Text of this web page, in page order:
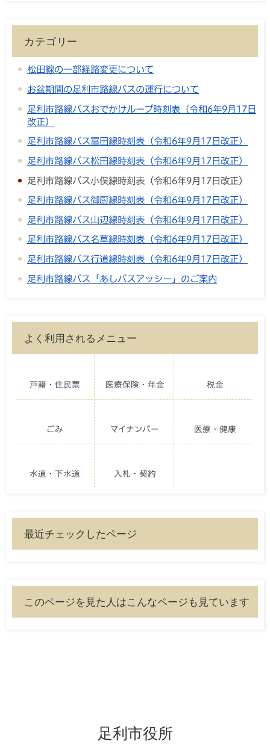
カテゴリー
松田線の一部経路変更について
お盆期間の足利市路線バスの運行について
足利市路線バスおでかけループ時刻表（令和6年9月17日
改正）
足利市路線バス富田線時刻表（令和6年9月17日改正）
足利市路線バス松田線時刻表（令和6年9月17日改正）
足利市路線バス小俣線時刻表（令和6年9月17日改正）
足利市路線バス御厨線時刻表（令和6年9月17日改正）
足利市路線バス山辺線時刻表（令和6年9月17日改正）
足利市路線バス名草線時刻表（令和6年9月17日改正）
足利市路線バス行道線時刻表（令和6年9月17日改正）
足利市路線バス「あしバスアッシー」のご案内
よく利用されるメニュー
戸籍・住民票 医療保険・年金 税金
ごみ マイナンバー 医療・健康
水道・下水道 入札・契約
最近チェックしたページ
このページを見た人はこんなページも見ています
足利市役所